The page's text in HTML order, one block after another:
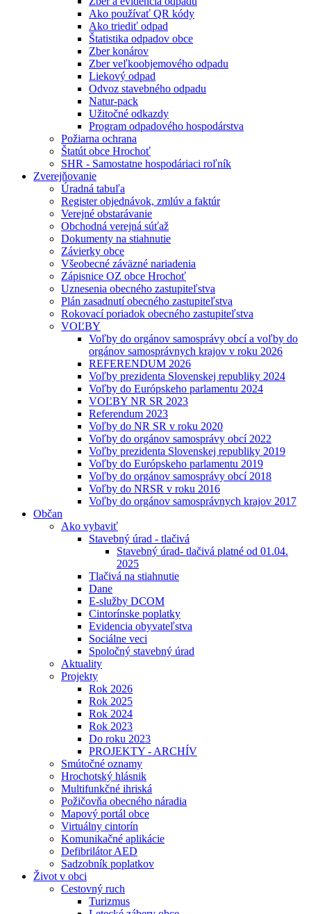
Ako používať QR kódy
Ako triediť odpad
Štatistika odpadov obce
Zber konárov
Zber veľkoobjemového odpadu
Liekový odpad
Odvoz stavebného odpadu
Natur-pack
Užitočné odkazdy
Program odpadového hospodárstva
Požiarna ochrana
Štatút obce Hrochoť
SHR - Samostatne hospodáriaci roľník
Zverejňovanie
Úradná tabuľa
Register objednávok, zmlúv a faktúr
Verejné obstarávanie
Obchodná verejná súťaž
Dokumenty na stiahnutie
Závierky obce
Všeobecné záväzné nariadenia
Zápisnice OZ obce Hrochoť
Uznesenia obecného zastupiteľstva
Plán zasadnutí obecného zastupiteľstva
Rokovací poriadok obecného zastupiteľstva
VOĽBY
Voľby do orgánov samosprávy obcí a voľby do
orgánov samosprávnych krajov v roku 2026
REFERENDUM 2026
Voľby prezidenta Slovenskej republiky 2024
Voľby do Európskeho parlamentu 2024
VOĽBY NR SR 2023
Referendum 2023
Voľby do NR SR v roku 2020
Voľby do orgánov samosprávy obcí 2022
Voľby prezidenta Slovenskej republiky 2019
Voľby do Európskeho parlamentu 2019
Voľby do orgánov samosprávy obcí 2018
Voľby do NRSR v roku 2016
Voľby do orgánov samosprávnych krajov 2017
Občan
Ako vybaviť
Stavebný úrad - tlačivá
Stavebný úrad- tlačivá platné od 01.04.
2025
Tlačivá na stiahnutie
Dane
E-služby DCOM
Cintorínske poplatky
Evidencia obyvateľstva
Sociálne veci
Spoločný stavebný úrad
Aktuality
Projekty
Rok 2026
Rok 2025
Rok 2024
Rok 2023
Do roku 2023
PROJEKTY - ARCHÍV
Smútočné oznamy
Hrochotský hlásnik
Multifunkčné ihriská
Požičovňa obecného náradia
Mapový portál obce
Virtuálny cintorín
Komunikačné aplikácie
Defibrilátor AED
Sadzobník poplatkov
Život v obci
Cestovný ruch
Turizmus